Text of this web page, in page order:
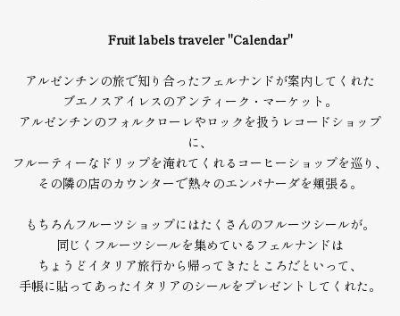
Fruit labels traveler "Calendar"
アルゼンチンの旅で知り合ったフェルナンドが案内してくれた
ブエノスアイレスのアンティーク・マーケット。
アルゼンチンのフォルクローレやロックを扱うレコードショップ
に、
フルーティーなドリップを淹れてくれるコーヒーショップを巡り、
その隣の店のカウンターで熱々のエンパナーダを頬張る。
もちろんフルーツショップにはたくさんのフルーツシールが。
同じくフルーツシールを集めているフェルナンドは
ちょうどイタリア旅行から帰ってきたところだといって、
手帳に貼ってあったイタリアのシールをプレゼントしてくれた。